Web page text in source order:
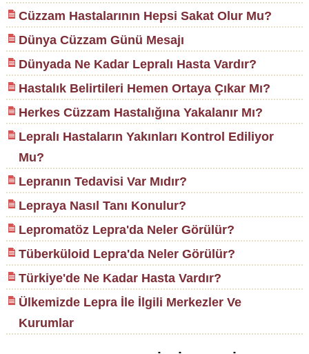
Cüzzam Hastalarının Hepsi Sakat Olur Mu?
Dünya Cüzzam Günü Mesajı
Dünyada Ne Kadar Lepralı Hasta Vardır?
Hastalık Belirtileri Hemen Ortaya Çıkar Mı?
Herkes Cüzzam Hastalığına Yakalanır Mı?
Lepralı Hastaların Yakınları Kontrol Ediliyor
Mu?
Lepranın Tedavisi Var Mıdır?
Lepraya Nasıl Tanı Konulur?
Lepromatöz Lepra'da Neler Görülür?
Tüberküloid Lepra'da Neler Görülür?
Türkiye'de Ne Kadar Hasta Vardır?
Ülkemizde Lepra İle İlgili Merkezler Ve
Kurumlar